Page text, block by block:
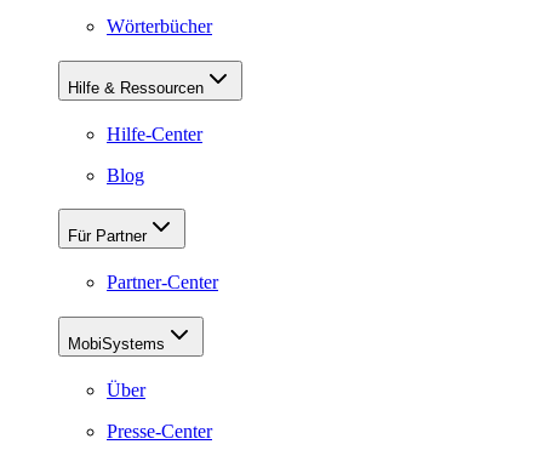
Wörterbücher
Hilfe & Ressourcen
Hilfe-Center
Blog
Für Partner
Partner-Center
MobiSystems
Über
Presse-Center